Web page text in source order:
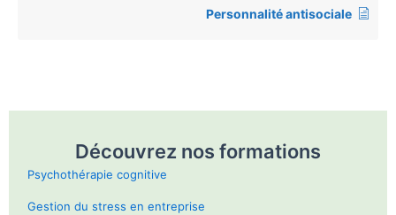
surgénéralisation
maximisation
négatif
Personnalité antisociale
Découvrez nos formations
Psychothérapie cognitive
Gestion du stress en entreprise